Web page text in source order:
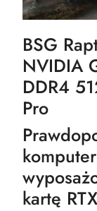
BSG
NVIDIA
DDR4
Pro
kartę